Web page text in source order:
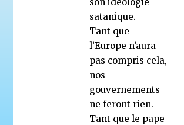
satanique.
Tant que
l’Europe n’aura
pas compris cela,
nos
gouvernements
ne feront rien.
Tant que le pape